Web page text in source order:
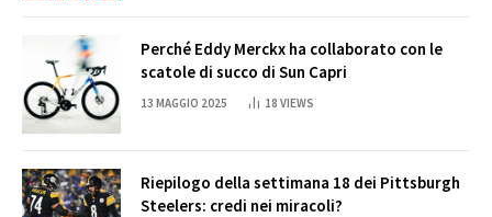
Perché Eddy Merckx ha collaborato con le
scatole di succo di Sun Capri
13 MAGGIO 2025 18 VIEWS
Riepilogo della settimana 18 dei Pittsburgh
Steelers: credi nei miracoli?